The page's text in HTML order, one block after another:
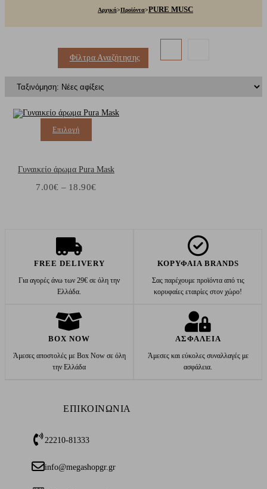
Αρχική>Προϊόντα>PURE MUSC
Φίλτρα Αναζήτησης
Επιλογή
Γυναικείο άρωμα Pura Mask
7.00€ – 18.90€
FREE DELIVERY
Για αγορές άνω των 29€ σε όλη την
Ελλάδα.
ΚΟΡΥΦΑΙΑ BRANDS
Σας παρέχουμε προϊόντα από τις
κορυφαίες εταιρίες στον χώρο!
BOX NOW
Άμεσες αποστολές με Box Now σε όλη
την Ελλάδα
ΑΣΦΑΛΕΙΑ
Άμεσες και εύκολες συναλλαγές με
ασφάλεια.
ΕΠΙΚΟΙΝΩΝΙΑ
22210-81333
info@megashopgr.gr